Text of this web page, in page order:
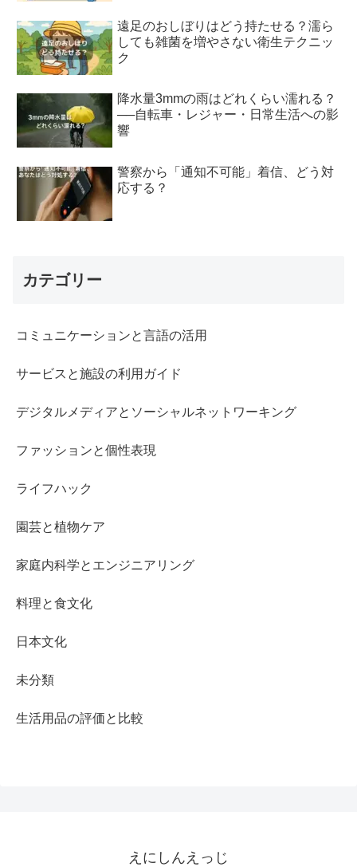
遠足のおしぼりはどう持たせる？濡ら
しても雑菌を増やさない衛生テクニッ
ク
降水量3mmの雨はどれくらい濡れる？
──自転車・レジャー・日常生活への影
響
警察から「通知不可能」着信、どう対
応する？
カテゴリー
コミュニケーションと言語の活用
サービスと施設の利用ガイド
デジタルメディアとソーシャルネットワーキング
ファッションと個性表現
ライフハック
園芸と植物ケア
家庭内科学とエンジニアリング
料理と食文化
日本文化
未分類
生活用品の評価と比較
えにしんえっじ